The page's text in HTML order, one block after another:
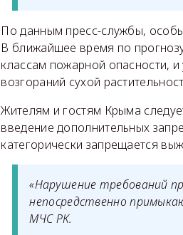
По данным пресс-службы,
В ближайшее время по
классам пожарной опасности, и
возгораний сухой
Жителям и гостям Крыма
введение дополнительных
категорически запрещается
«Нарушение требований
непосредственно
МЧС РК.